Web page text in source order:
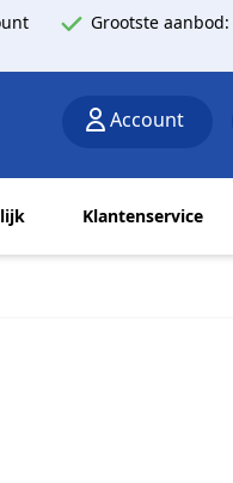
Grootste aanbod:
Account
Klantenservice